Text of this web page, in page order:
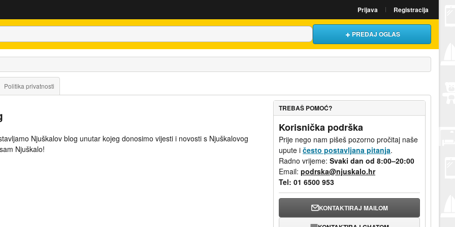
Prijava Registracija
PREDAJ OGLAS
Politika privatnosti
Njuškalov blog unutar kojeg donosimo vijesti i novosti s Njuškalovog
Njuškalo!
TREBAŠ POMOĆ?
Korisnička podrška
Prije nego nam pišeš pozorno pročitaj naše
upute i često postavljana pitanja.
Radno vrijeme: Svaki dan od 8:00–20:00
Email: podrska@njuskalo.hr
Tel: 01 6500 953
KONTAKTIRAJ MAILOM